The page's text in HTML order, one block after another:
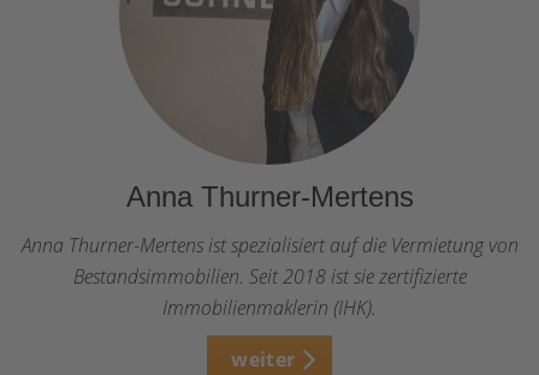
Anna Thurner-Mertens
Anna Thurner-Mertens ist spezialisiert auf die Vermietung von
Bestandsimmobilien. Seit 2018 ist sie zertifizierte
Immobilienmaklerin (IHK).
weiter